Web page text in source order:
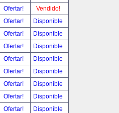
Ofertar!
Vendido!
Ofertar!
Disponible
Ofertar!
Disponible
Ofertar!
Disponible
Ofertar!
Disponible
Ofertar!
Disponible
Ofertar!
Disponible
Ofertar!
Disponible
Ofertar!
Disponible